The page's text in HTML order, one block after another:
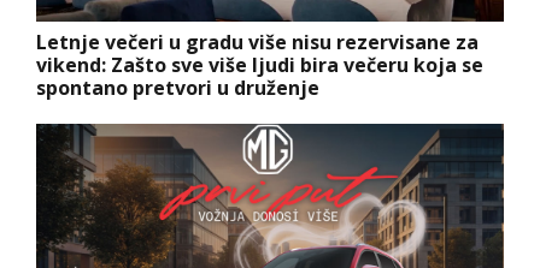
Letnje večeri u gradu više nisu rezervisane za
vikend: Zašto sve više ljudi bira večeru koja se
spontano pretvori u druženje